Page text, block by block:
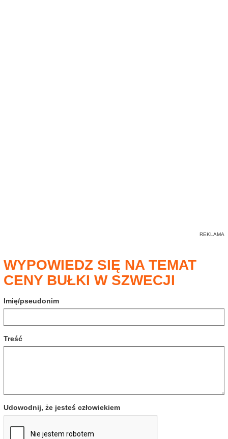
WYPOWIEDZ SIĘ NA TEMAT
CENY BUŁKI W SZWECJI
Imię/pseudonim
Treść
Udowodnij, że jesteś człowiekiem